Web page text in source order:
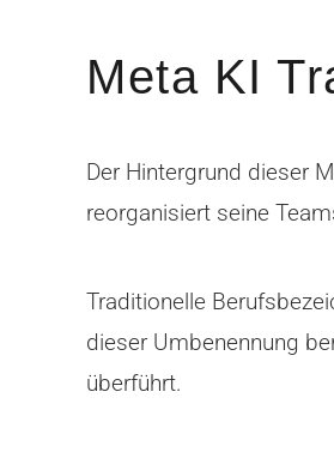
Meta KI
Der Hintergrund dieser
reorganisiert seine
Traditionelle
dieser Umbenennung
überführt.